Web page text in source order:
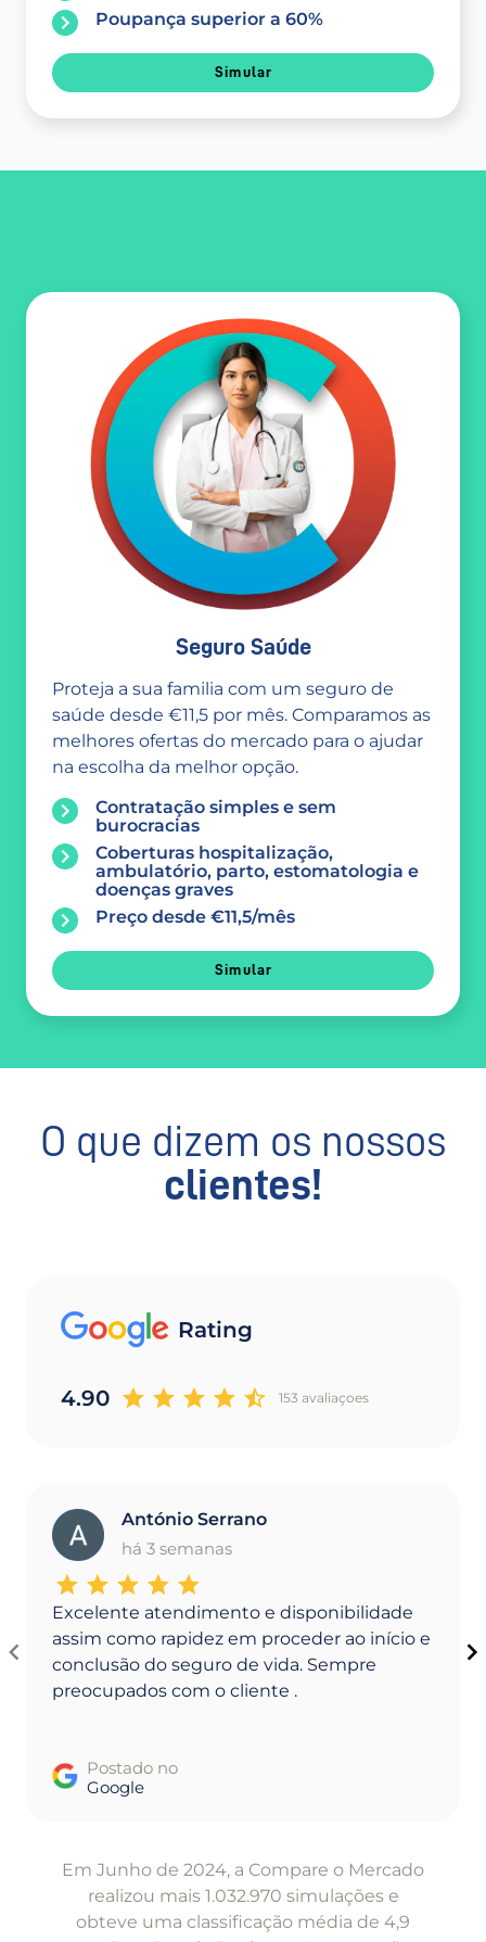
Poupança superior a 60%
Simular
Seguro Saúde
Proteja a sua familia com um seguro de
saúde desde €11,5 por mês. Comparamos as
melhores ofertas do mercado para o ajudar
na escolha da melhor opção.
Contratação simples e sem
burocracias
Coberturas hospitalização,
ambulatório, parto, estomatologia e
doenças graves
Preço desde €11,5/mês
Simular
O que dizem os nossos
clientes!
Rating
4.90 153 avaliaçoes
A
António Serrano
há 3 semanas
Excelente atendimento e disponibilidade
assim como rapidez em proceder ao início e
conclusão do seguro de vida. Sempre
preocupados com o cliente .
Postado no
Google
Em Junho de 2024, a Compare o Mercado
realizou mais 1.032.970 simulações e
obteve uma classificação média de 4,9